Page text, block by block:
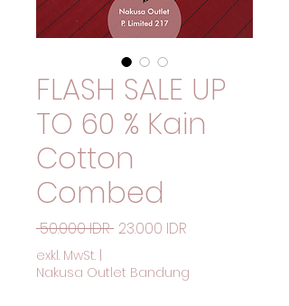
FLASH SALE UP
TO 60 % Kain
Cotton
Combed
50.000 IDR Standardpreis
23.000 IDR
exkl. MwSt.
Nakusa Outlet Bandung